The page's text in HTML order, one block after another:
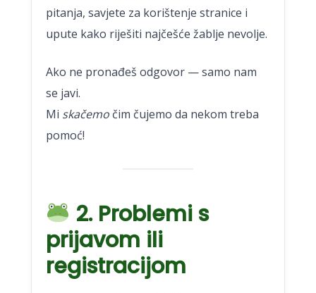
pitanja, savjete za korištenje stranice i
upute kako riješiti najčešće žablje nevolje.
Ako ne pronađeš odgovor — samo nam
se javi.
Mi skačemo čim čujemo da nekom treba
pomoć!
2. Problemi s
prijavom ili
registracijom